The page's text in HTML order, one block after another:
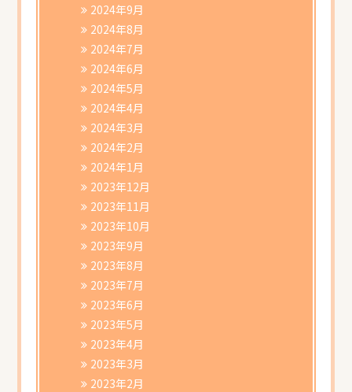
2024年9月
2024年8月
2024年7月
2024年6月
2024年5月
2024年4月
2024年3月
2024年2月
2024年1月
2023年12月
2023年11月
2023年10月
2023年9月
2023年8月
2023年7月
2023年6月
2023年5月
2023年4月
2023年3月
2023年2月